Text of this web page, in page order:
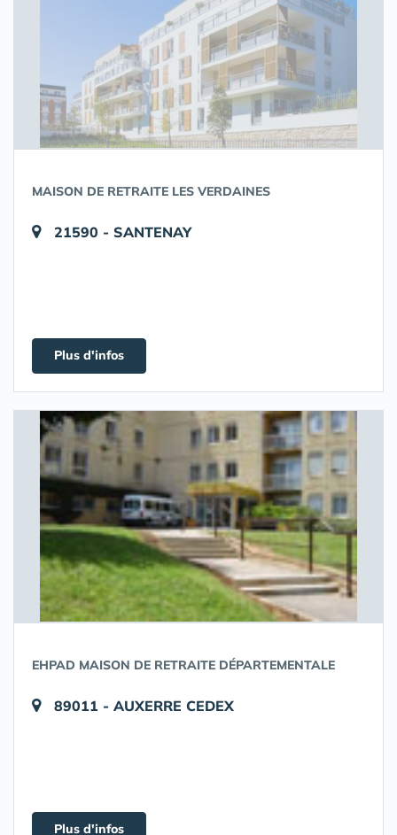
MAISON DE RETRAITE LES VERDAINES
21590 - SANTENAY
Plus d'infos
EHPAD MAISON DE RETRAITE DÉPARTEMENTALE
89011 - AUXERRE CEDEX
Plus d'infos